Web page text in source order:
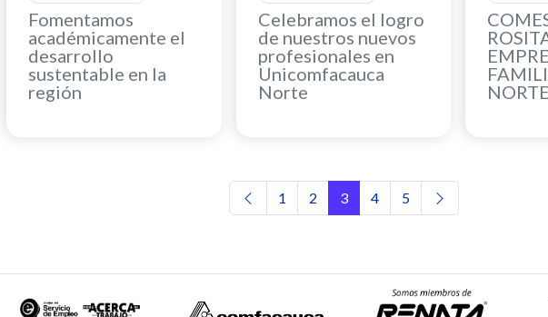
Fomentamos
académicamente el
desarrollo
sustentable en la
región
Celebramos el logro
de nuestros nuevos
profesionales en
Unicomfacauca
Norte
NORTE
Navegación de entradas
1 2 3 4 5